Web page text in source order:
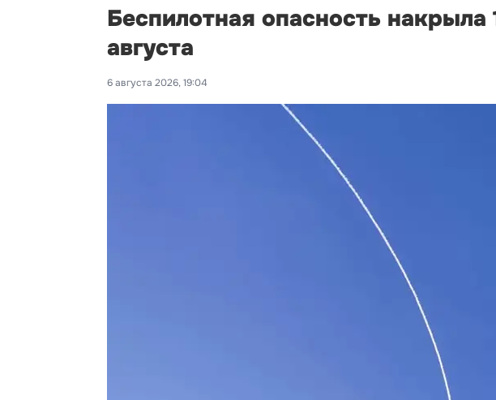
Беспилотная опасность
августа
6 августа 2026, 19:04